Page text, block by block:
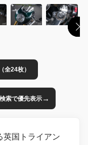
全24枚）
索で優先表示→
英国トライアン